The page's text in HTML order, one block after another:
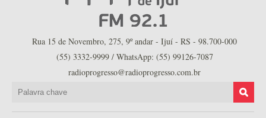
Rua 15 de Novembro, 275, 9º andar - Ijuí - RS - 98.700-000
(55) 3332-9999 / WhatsApp: (55) 99126-7087
radioprogresso@radioprogresso.com.br